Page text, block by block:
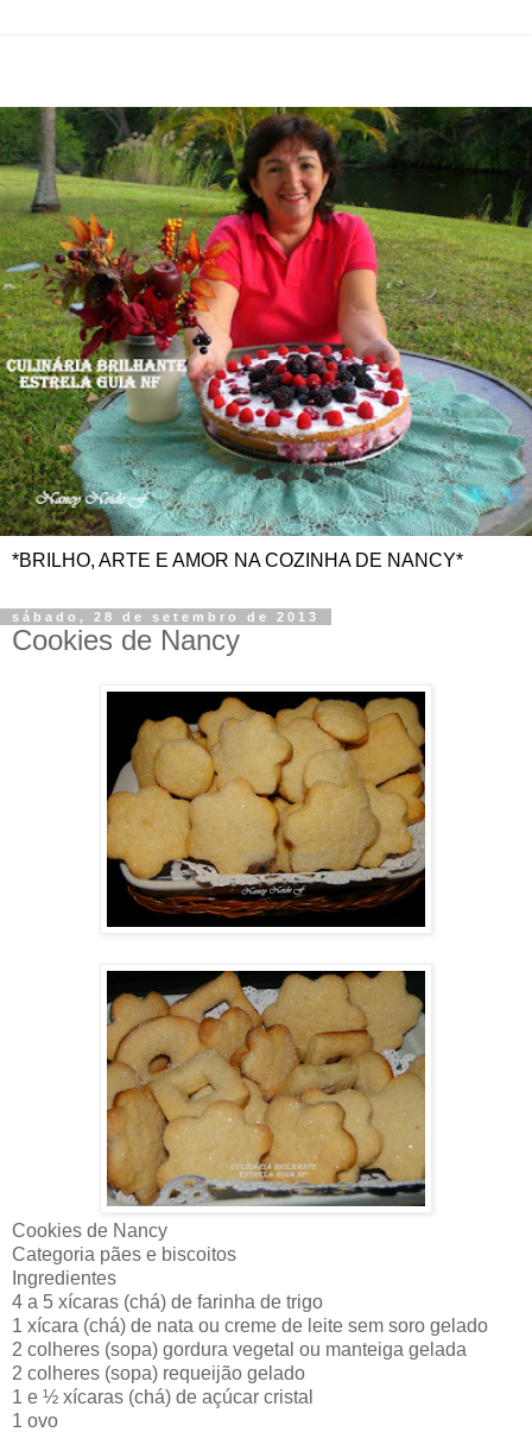
*BRILHO, ARTE E AMOR NA COZINHA DE NANCY*
sábado, 28 de setembro de 2013
Cookies de Nancy
Cookies de Nancy
Categoria pães e biscoitos
Ingredientes
4 a 5 xícaras (chá) de farinha de trigo
1 xícara (chá) de nata ou creme de leite sem soro gelado
2 colheres (sopa) gordura vegetal ou manteiga gelada
2 colheres (sopa) requeijão gelado
1 e ½ xícaras (chá) de açúcar cristal
1 ovo